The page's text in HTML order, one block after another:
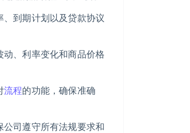
到期计划以及贷款协议
、利率变化和商品价格
流程的功能，确保准确
司遵守所有法规要求和